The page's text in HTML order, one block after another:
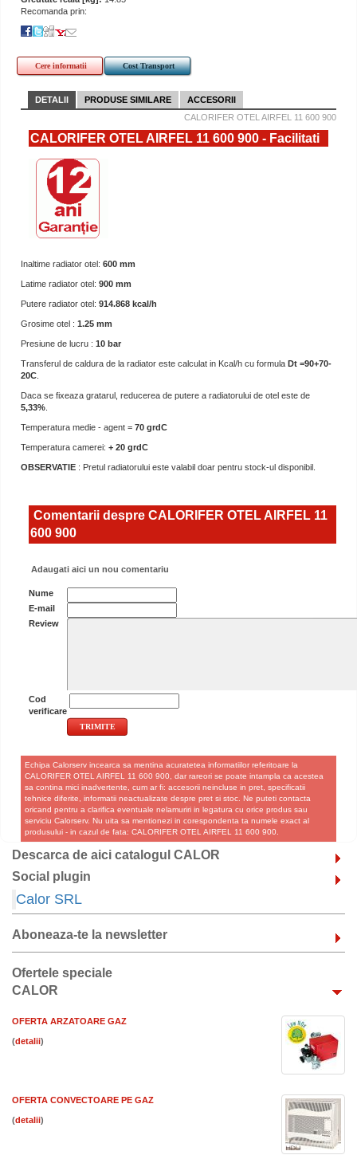
Recomanda prin:
Cere informatii Cost Transport
DETALII PRODUSE SIMILARE
ACCESORII
CALORIFER OTEL AIRFEL 11 600 900
CALORIFER OTEL AIRFEL 11 600 900 - Facilitati
Inaltime radiator otel: 600 mm
Latime radiator otel: 900 mm
Putere radiator otel: 914.868 kcal/h
Grosime otel : 1.25 mm
Presiune de lucru : 10 bar
Transferul de caldura de la radiator este calculat in Kcal/h cu formula Dt =90+70-
20C
Daca se fixeaza gratarul, reducerea de putere a radiatorului de otel este de
5,33%
Temperatura medie - agent = 70 grdC
Temperatura camerei: + 20 grdC
OBSERVATIE : Pretul radiatorului este valabil doar pentru stock-ul disponibil.
Comentarii despre CALORIFER OTEL AIRFEL 11
600 900
Adaugati aici un nou comentariu
Nume
E-mail
Review
Cod
verificare
Echipa Calorserv incearca sa mentina acuratetea informatiilor referitoare la
CALORIFER OTEL AIRFEL 11 600 900, dar rareori se poate intampla ca acestea
sa contina mici inadvertente, cum ar fi: accesorii neincluse in pret, specificatii
tehnice diferite, informatii neactualizate despre pret si stoc. Ne puteti contacta
oricand pentru a clarifica eventuale nelamuriri in legatura cu orice produs sau
serviciu Calorserv. Nu uita sa mentionezi in corespondenta ta numele exact al
produsului - in cazul de fata: CALORIFER OTEL AIRFEL 11 600 900.
Descarca de aici catalogul CALOR
Social plugin
Calor SRL
Aboneaza-te la newsletter
Ofertele speciale
CALOR
OFERTA ARZATOARE GAZ
( )
OFERTA CONVECTOARE PE GAZ
( )